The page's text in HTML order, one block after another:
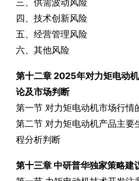
三、供需波动风险
四、技术创新风险
五、经营管理风险
六、其他风险
第十二章 2025年对力矩电动
论及市场判断
第一节 对力矩电动机市场行情
第二节 对力矩电动机产品主要
程分析判断
第十三章 中研普华独家策略建